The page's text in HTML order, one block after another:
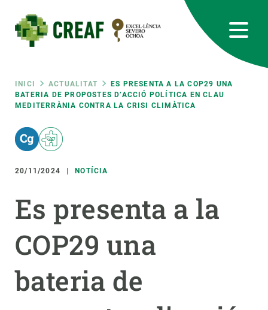
contingut
Fil
d'ariadna
INICI ACTUALITAT
ES PRESENTA A LA COP29 UNA
BATERIA DE PROPOSTES D’ACCIÓ POLÍTICA EN CLAU
MEDITERRÀNIA CONTRA LA CRISI CLIMÀTICA
20/11/2024 NOTÍCIA
Es presenta a la
COP29 una
bateria de
RRSS
Featured
responsive
Responsive
menu
RECERCA
CIÈNCIA EN ACCIÓ